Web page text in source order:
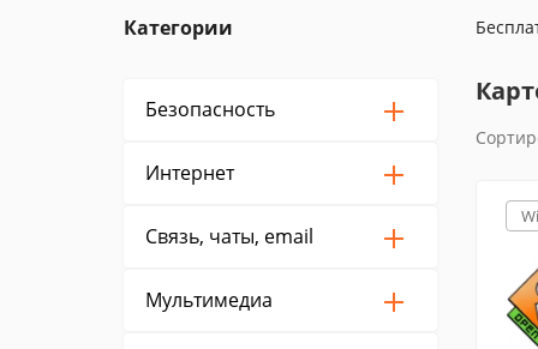
Категории
Безопасность
Интернет
Связь, чаты, email
Мультимедиа